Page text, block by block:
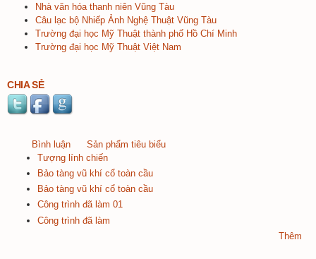
Nhà văn hóa thanh niên Vũng Tàu
Câu lạc bộ Nhiếp Ảnh Nghệ Thuật Vũng Tàu
Trường đại học Mỹ Thuật thành phố Hồ Chí Minh
Trường đại học Mỹ Thuật Việt Nam
CHIA SẺ
Bình luận Sản phẩm tiêu biểu
Tượng lính chiến
Bảo tàng vũ khí cổ toàn cầu
Bảo tàng vũ khí cổ toàn cầu
Công trình đã làm 01
Công trình đã làm
Thêm